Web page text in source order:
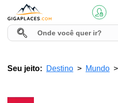
Seu jeito: Destino Mundo